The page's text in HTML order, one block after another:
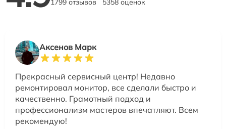
1799 отзывов 5358 оценок
Аксенов Марк
Прекрасный сервисный центр! Недавно
ремонтировал монитор, все сделали быстро и
качественно. Грамотный подход и
профессионализм мастеров впечатляют. Всем
рекомендую!